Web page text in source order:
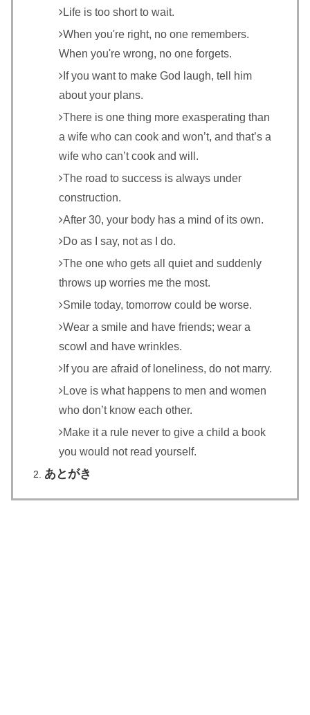
Life is too short to wait.
When you're right, no one remembers.
When you're wrong, no one forgets.
If you want to make God laugh, tell him
about your plans.
There is one thing more exasperating than
a wife who can cook and won’t, and that’s a
wife who can’t cook and will.
The road to success is always under
construction.
After 30, your body has a mind of its own.
Do as I say, not as I do.
The one who gets all quiet and suddenly
throws up worries me the most.
Smile today, tomorrow could be worse.
Wear a smile and have friends; wear a
scowl and have wrinkles.
If you are afraid of loneliness, do not marry.
Love is what happens to men and women
who don’t know each other.
Make it a rule never to give a child a book
you would not read yourself.
あとがき